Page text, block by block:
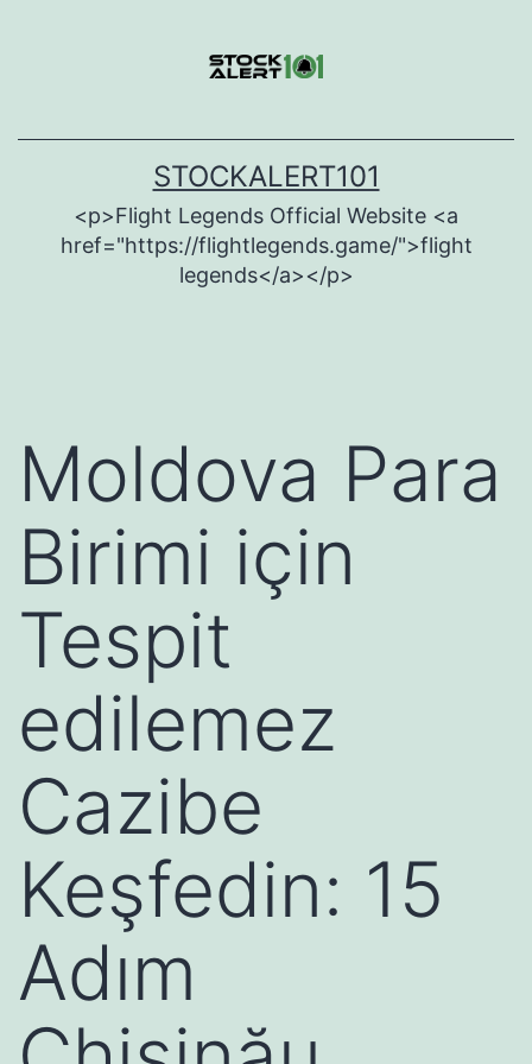
STOCKALERT101
<p>Flight Legends Official Website <a
href="https://flightlegends.game/">flight
legends</a></p>
Moldova Para
Birimi için
Tespit
edilemez
Cazibe
Keşfedin: 15
Adım